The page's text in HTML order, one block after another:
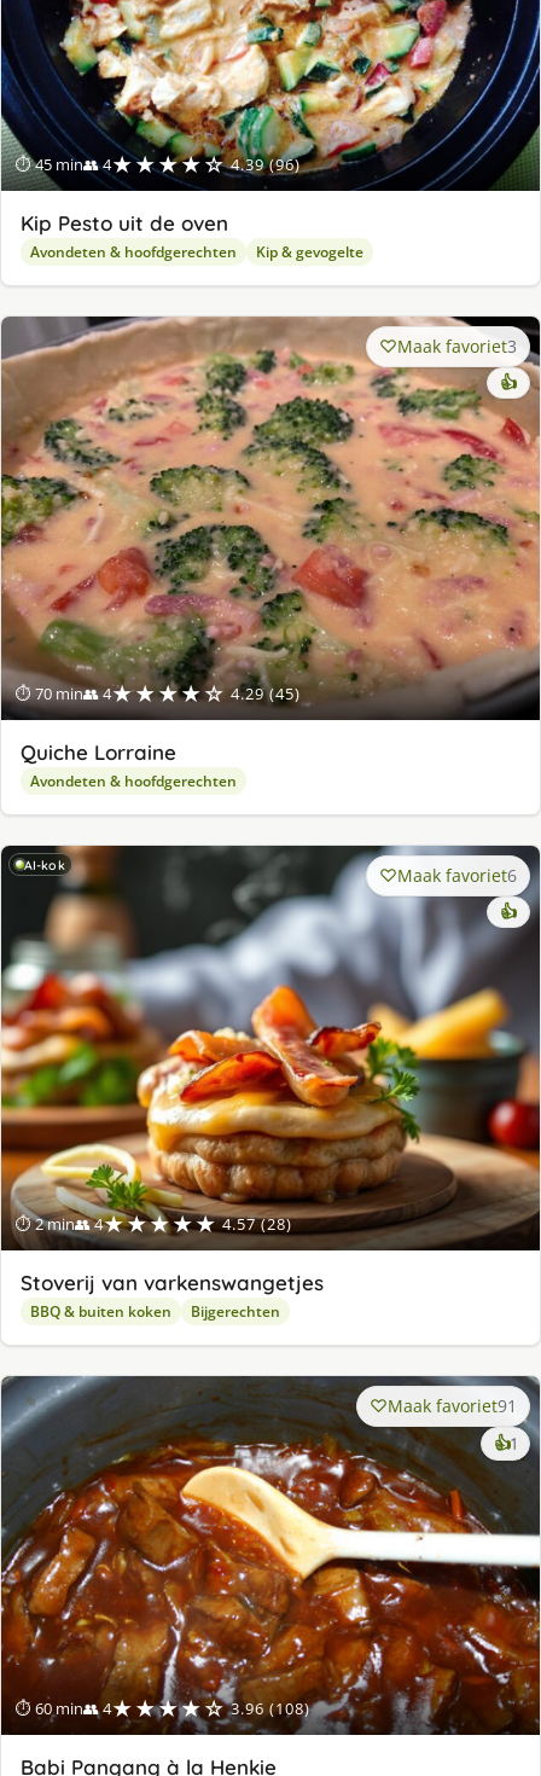
⏱ 45 min👥 4★★★★☆ 4.39 (96)
Kip Pesto uit de oven
Avondeten & hoofdgerechten Kip & gevogelte
⏱ 70 min👥 4★★★★☆ 4.29 (45)
Maak favoriet3
👍
Quiche Lorraine
Avondeten & hoofdgerechten
AI-kok
⏱ 2 min👥 4★★★★★ 4.57 (28)
Maak favoriet6
👍
Stoverij van varkenswangetjes
BBQ & buiten koken Bijgerechten
⏱ 60 min👥 4★★★★☆ 3.96 (108)
Maak favoriet91
👍1
Babi Pangang à la Henkie